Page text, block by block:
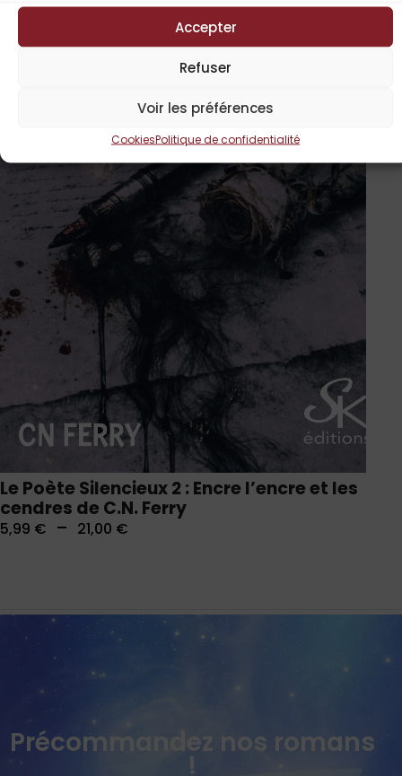
Accepter
Refuser
Voir les préférences
CookiesPolitique de confidentialité
Le Poète Silencieux 2 : Encre l’encre et les
cendres de C.N. Ferry
5,99 € – 21,00 €
Précommandez nos romans
!